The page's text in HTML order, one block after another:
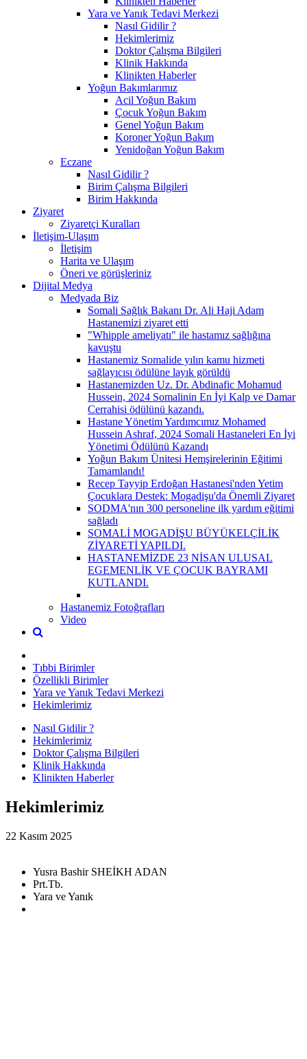
Yara ve Yanık Tedavi Merkezi
Nasıl Gidilir ?
Hekimlerimiz
Doktor Çalışma Bilgileri
Klinik Hakkında
Klinikten Haberler
Yoğun Bakımlarımız
Acil Yoğun Bakım
Çocuk Yoğun Bakım
Genel Yoğun Bakım
Koroner Yoğun Bakım
Yenidoğan Yoğun Bakım
Eczane
Nasıl Gidilir ?
Birim Çalışma Bilgileri
Birim Hakkında
Ziyaret
Ziyaretçi Kuralları
İletişim-Ulaşım
İletişim
Harita ve Ulaşım
Öneri ve görüşleriniz
Dijital Medya
Medyada Biz
Somali Sağlık Bakanı Dr. Ali Haji Adam
Hastanemizi ziyaret etti
"Whipple ameliyatı" ile hastamız sağlığına
kavuştu
Hastanemiz Somalide yılın kamu hizmeti
sağlayıcısı ödülüne layık görüldü
Hastanemizden Uz. Dr. Abdinafic Mohamud
Hussein, 2024 Somalinin En İyi Kalp ve Damar
Cerrahisi ödülünü kazandı.
Hastane Yönetim Yardımcımız Mohamed
Hussein Ashraf, 2024 Somali Hastaneleri En İyi
Yönetimi Ödülünü Kazandı
Yoğun Bakım Ünitesi Hemşirelerinin Eğitimi
Tamamlandı!
Recep Tayyip Erdoğan Hastanesi'nden Yetim
Çocuklara Destek: Mogadişu'da Önemli Ziyaret
SODMA'nın 300 personeline ilk yardım eğitimi
sağladı
SOMALİ MOGADİŞU BÜYÜKELÇİLİK
ZİYARETİ YAPILDI.
HASTANEMİZDE 23 NİSAN ULUSAL
EGEMENLİK VE ÇOCUK BAYRAMI
KUTLANDI.
Hastanemiz Fotoğrafları
Video
Tıbbi Birimler
Özellikli Birimler
Yara ve Yanık Tedavi Merkezi
Hekimlerimiz
Nasıl Gidilir ?
Hekimlerimiz
Doktor Çalışma Bilgileri
Klinik Hakkında
Klinikten Haberler
Hekimlerimiz
22 Kasım 2025
Yusra Bashir SHEİKH ADAN
Prt.Tb.
Yara ve Yanık